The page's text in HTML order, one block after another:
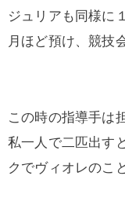
ジュリアも同様に
月ほど預け、競技
この時の指導手は
私一人で二匹出す
クでヴィオレのこ